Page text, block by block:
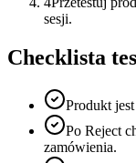
sesji.
Checklista
Produkt
Po Reject
zamówienia.